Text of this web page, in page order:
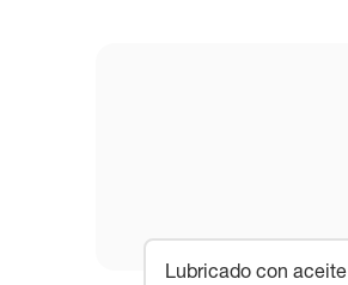
Lubricado con aceite